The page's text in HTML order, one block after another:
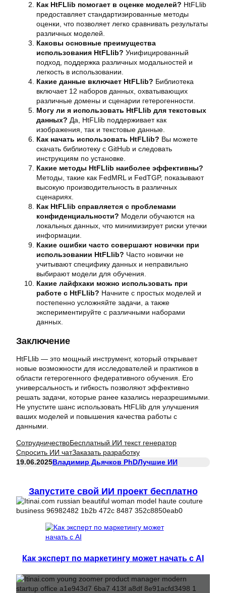
Как HtFLlib помогает в оценке моделей? HtFLlib
предоставляет стандартизированные методы
оценки, что позволяет легко сравнивать результаты
различных моделей.
Каковы основные преимущества
использования HtFLlib? Унифицированный
подход, поддержка различных модальностей и
легкость в использовании.
Какие данные включает HtFLlib? Библиотека
включает 12 наборов данных, охватывающих
различные домены и сценарии гетерогенности.
Могу ли я использовать HtFLlib для текстовых
данных? Да, HtFLlib поддерживает как
изображения, так и текстовые данные.
Как начать использовать HtFLlib? Вы можете
скачать библиотеку с GitHub и следовать
инструкциям по установке.
Какие методы HtFLlib наиболее эффективны?
Методы, такие как FedMRL и FedTGP, показывают
высокую производительность в различных
сценариях.
Как HtFLlib справляется с проблемами
конфиденциальности? Модели обучаются на
локальных данных, что минимизирует риски утечки
информации.
Какие ошибки часто совершают новички при
использовании HtFLlib? Часто новички не
учитывают специфику данных и неправильно
выбирают модели для обучения.
Какие лайфхаки можно использовать при
работе с HtFLlib? Начните с простых моделей и
постепенно усложняйте задачи, а также
экспериментируйте с различными наборами
данных.
Заключение
HtFLlib — это мощный инструмент, который открывает
новые возможности для исследователей и практиков в
области гетерогенного федеративного обучения. Его
универсальность и гибкость позволяют эффективно
решать задачи, которые ранее казались неразрешимыми.
Не упустите шанс использовать HtFLlib для улучшения
ваших моделей и повышения качества работы с
данными.
СотрудничествоБесплатный ИИ текст генератор
Спросить ИИ чатЗаказать разработку
19.06.2025Владимир Дьячков PhDЛучшие ИИ
Запустите свой ИИ проект бесплатно
Как эксперт по маркетингу может начать с AI